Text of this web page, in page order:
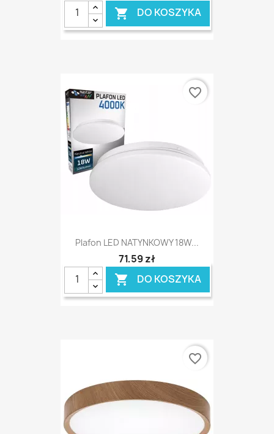
 DO KOSZYKA
Plafon LED NATYNKOWY 18W...
71,59 zł
 DO KOSZYKA
favorite_border
favorite_border